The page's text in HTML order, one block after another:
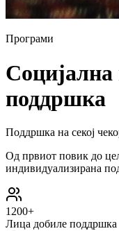
Програми
поддршка
Поддршка на секој
Од првиот повик до
индивидуализирана
1200+
Лица добиле поддршка